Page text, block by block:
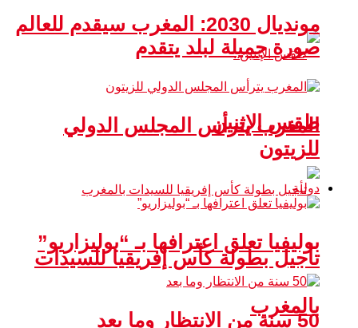
طقس الإثنين
تأجيل بطولة كأس إفريقيا للسيدات
بالمغرب
مونديال 2030: المغرب سيقدم للعالم
صورة جميلة لبلد يتقدم
المغرب يترأس المجلس الدولي
للزيتون
دولية
بوليفيا تعلق اعترافها بـ “بوليزاريو”
50 سنة من الانتظار وما بعد